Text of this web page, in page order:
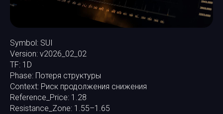
Symbol: SUI
Version: v2026_02_02
TF: 1D
Phase: Потеря структуры
Context: Риск продолжения снижения
Reference_Price: 1.28
Resistance_Zone: 1.55–1.65